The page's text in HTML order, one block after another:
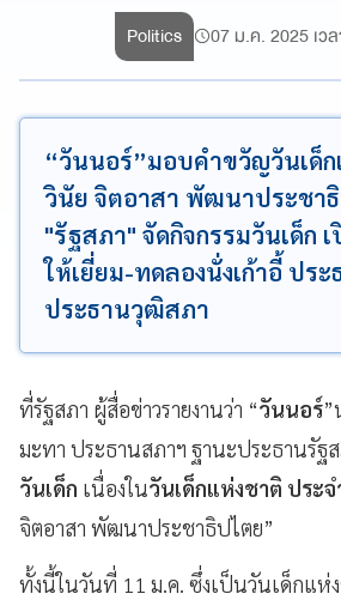
Politics 07 ม.ค. 2025 เว
“วันนอร์”มอบคำขวัญวันเด็
วินัย จิตอาสา พัฒนาประชา
"รัฐสภา" จัดกิจกรรมวันเด็ก
ให้เยี่ยม-ทดลองนั่งเก้าอี้ ปร
ประธานวุฒิสภา
ที่รัฐสภา ผู้สื่อข่าวรายงานว่า “วันนอร์
มะทา ประธานสภาฯ ฐานะประธานรัฐ
วันเด็ก เนื่องในวันเด็กแห่งชาติ ประ
จิตอาสา พัฒนาประชาธิปไตย”
ทั้งนี้ในวันที่ 11 ม.ค. ซึ่งเป็นวันเด็กแห่